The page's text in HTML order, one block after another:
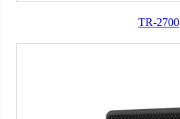
TR-2700